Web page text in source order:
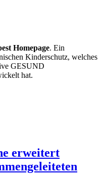
Homepage. Ein
Kinderschutz, welches
GESUND
hat.
erweitert